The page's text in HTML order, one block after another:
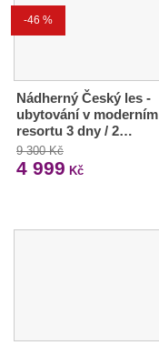
-46 %
Nádherný Český les -
ubytování v moderním
resortu 3 dny / 2…
9 300 Kč
4 999 Kč